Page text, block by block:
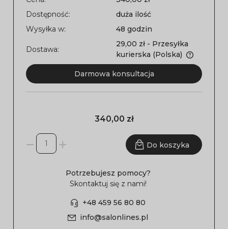
Dostępność:
duża ilość
Wysyłka w:
48 godzin
Dostawa:
29,00 zł - Przesyłka
kurierska (Polska)
Darmowa konsultacja
340,00 zł
Do koszyka
Potrzebujesz pomocy?
Skontaktuj się z nami!
+48 459 56 80 80
info@salonlines.pl